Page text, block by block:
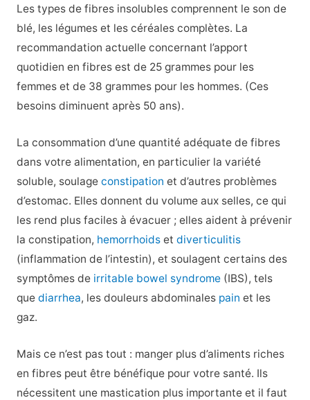
Les types de fibres insolubles comprennent le son de
blé, les légumes et les céréales complètes. La
recommandation actuelle concernant l’apport
quotidien en fibres est de 25 grammes pour les
femmes et de 38 grammes pour les hommes. (Ces
besoins diminuent après 50 ans).
La consommation d’une quantité adéquate de fibres
dans votre alimentation, en particulier la variété
soluble, soulage constipation et d’autres problèmes
d’estomac. Elles donnent du volume aux selles, ce qui
les rend plus faciles à évacuer ; elles aident à prévenir
la constipation, hemorrhoidset diverticulitis
(inflammation de l’intestin), et soulagent certains des
symptômes de irritable bowel syndrome(IBS), tels
que diarrhea, les douleurs abdominales pain et les
gaz.
Mais ce n’est pas tout : manger plus d’aliments riches
en fibres peut être bénéfique pour votre santé. Ils
nécessitent une mastication plus importante et il faut